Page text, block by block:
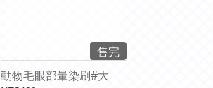
售完
動物毛眼部暈染刷#大